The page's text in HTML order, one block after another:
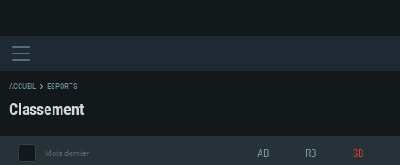
ACCUEIL ESPORTS
Classement
Mois dernier AB RB SB